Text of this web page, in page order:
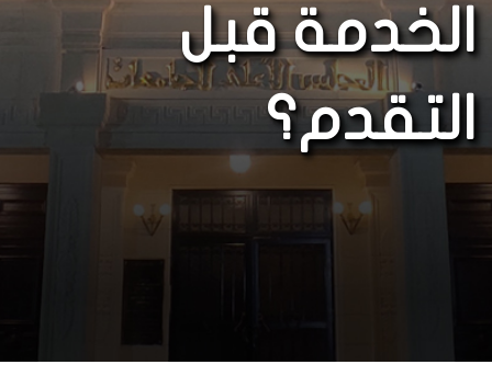
الخدمة قبل
التقدم؟